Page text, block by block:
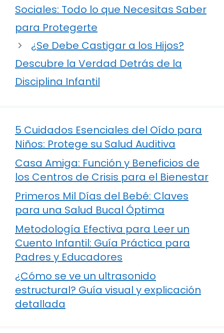
Sociales: Todo lo que Necesitas Saber
para Protegerte
¿Se Debe Castigar a los Hijos?
Descubre la Verdad Detrás de la
Disciplina Infantil
5 Cuidados Esenciales del Oído para
Niños: Protege su Salud Auditiva
Casa Amiga: Función y Beneficios de
los Centros de Crisis para el Bienestar
Primeros Mil Días del Bebé: Claves
para una Salud Bucal Óptima
Metodología Efectiva para Leer un
Cuento Infantil: Guía Práctica para
Padres y Educadores
¿Cómo se ve un ultrasonido
estructural? Guía visual y explicación
detallada